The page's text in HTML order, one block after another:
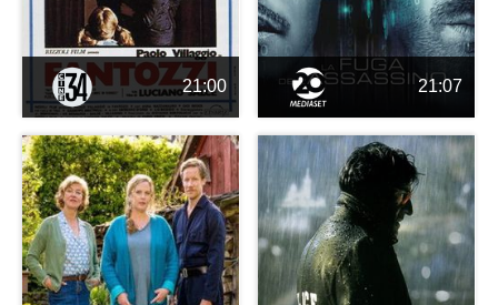
21:00 21:07